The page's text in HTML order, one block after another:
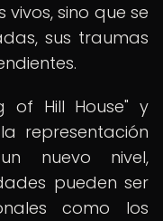
sino que se
sus traumas
of Hill House" y
representación
nuevo nivel,
pueden ser
como los